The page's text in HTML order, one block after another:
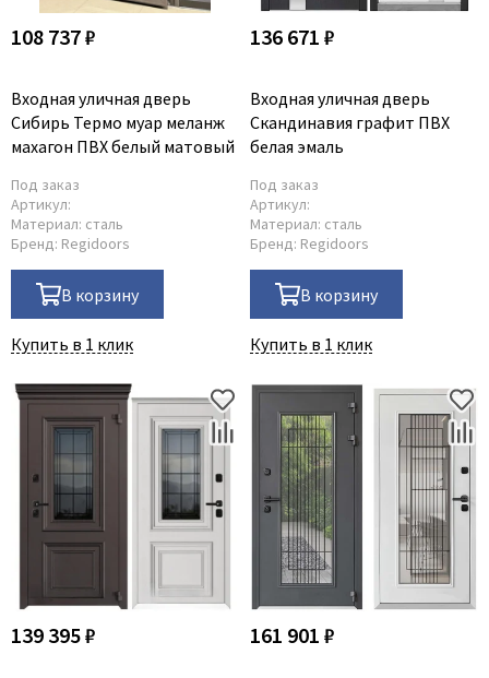
108 737 ₽
Входная уличная дверь
Сибирь Термо муар меланж
махагон ПВХ белый матовый
Под заказ
Артикул:
Материал: сталь
Бренд: Regidoors
В корзину
Купить в 1 клик
136 671 ₽
Входная уличная дверь
Скандинавия графит ПВХ
белая эмаль
Под заказ
Артикул:
Материал: сталь
Бренд: Regidoors
В корзину
Купить в 1 клик
139 395 ₽ 161 901 ₽